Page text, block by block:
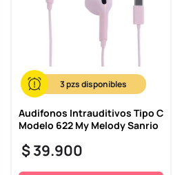
3
Audifonos Intrauditivos Tipo C
Modelo 622 My Melody Sanrio
$39.900